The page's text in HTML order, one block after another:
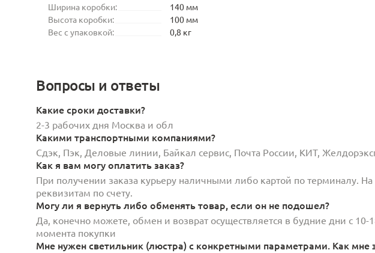
Ширина коробки:
140 мм
Высота коробки:
100 мм
Вес с упаковкой:
0,8 кг
Вопросы и ответы
Какие сроки доставки?
2-3 рабочих дня Москва и обл
Какими транспортными компаниями?
Сдэк, Пэк, Деловые линии, Байкал сервис, Почта России, КИТ,
Как я вам могу оплатить заказ?
При получении заказа курьеру наличными либо картой по терминалу.
реквизитам по счету.
Могу ли я вернуть либо обменять товар, если он не подошел?
Да, конечно можете, обмен и возврат осуществляется в будние дни с
момента покупки
Мне нужен светильник (люстра) с конкретными параметрами. Как мне